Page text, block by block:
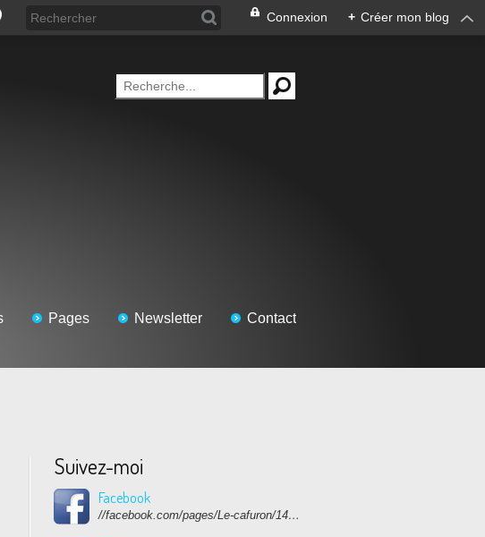
Connexion + Créer mon blog
Pages Newsletter Contact
Suivez-moi
Facebook
//facebook.com/pages/Le-cafuron/1415682768741632